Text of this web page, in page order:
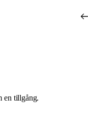
en tillgång.